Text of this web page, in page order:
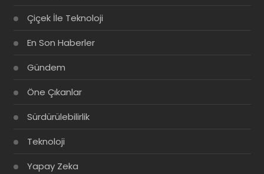
Çiçek İle Teknoloji
En Son Haberler
Gündem
Öne Çıkanlar
Sürdürülebilirlik
Teknoloji
Yapay Zeka